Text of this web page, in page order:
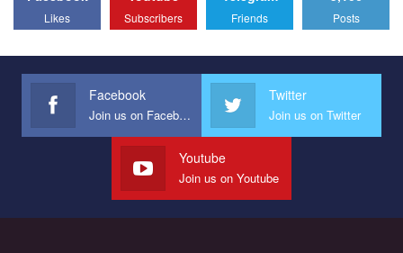
Эмоционально сильный ролик от команды "Гей-альянс
представляющий программу развития организации.
Мы просим вас поддержать нас и помочь нам реализовать
наш план по борьбе с насилием и дискриминацией на почве
СОГИ в Украине.
Все, что вам нужно сделать - это зайти на наш канал YouTube
по этой ссылке и поставить лайк под видео.
Likes Subscribers Friends Posts
Facebook
Join us on Facebook
Twitter
Join us on Twitter
Youtube
Join us on Youtube